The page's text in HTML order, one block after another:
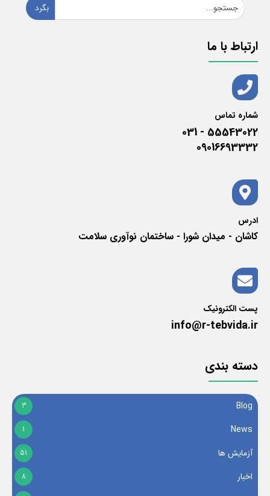
بگرد
ارتباط با ما
شماره تماس
55543022 - 031
09016693332
ادرس
کاشان - میدان شورا - ساختمان نوآوری سلامت
پست الکترونیک
info@r-tebvida.ir
دسته بندی
Blog
3
News
1
آزمایش ها 51
اخبار 8